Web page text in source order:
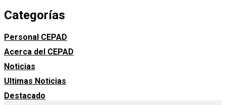
Categorías
Personal CEPAD
Acerca del CEPAD
Noticias
Ultimas Noticias
Destacado